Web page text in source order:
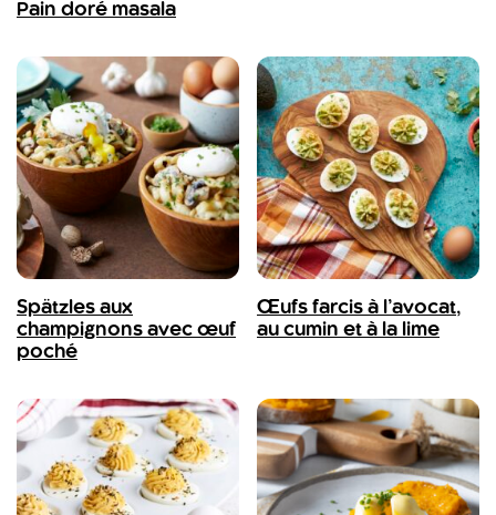
Pain doré masala
Spätzles aux
champignons avec œuf
poché
Œufs farcis à l’avocat,
au cumin et à la lime